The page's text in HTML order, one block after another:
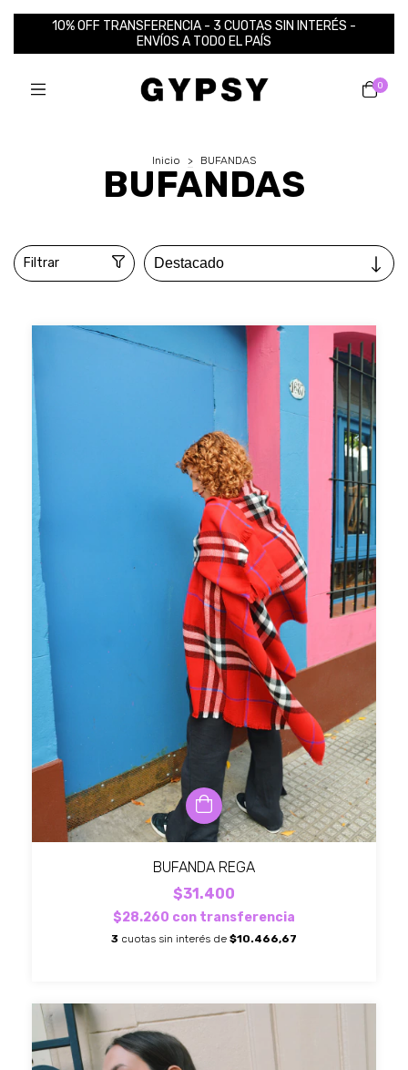
10% OFF TRANSFERENCIA - 3 CUOTAS SIN INTERÉS -
ENVÍOS A TODO EL PAÍS
0
Inicio > BUFANDAS
BUFANDAS
Filtrar
BUFANDA REGA
$31.400
$28.260 con transferencia
3 cuotas sin interés de $10.466,67